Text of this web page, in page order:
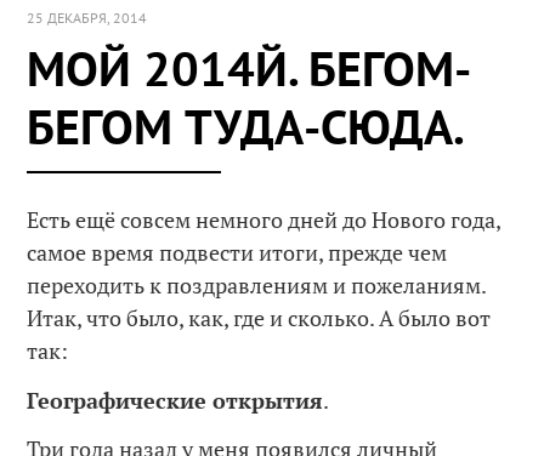
25 ДЕКАБРЯ, 2014
МОЙ 2014Й. БЕГОМ-
БЕГОМ ТУДА-СЮДА.
Есть ещё совсем немного дней до Нового года,
самое время подвести итоги, прежде чем
переходить к поздравлениям и пожеланиям.
Итак, что было, как, где и сколько. А было вот
так:
Географические открытия.
Три года назад у меня появился личный